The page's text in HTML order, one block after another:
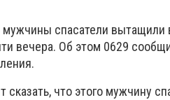
мужчины спасатели вытащили
вечера. Об этом 0629
сказать, что этого мужчину